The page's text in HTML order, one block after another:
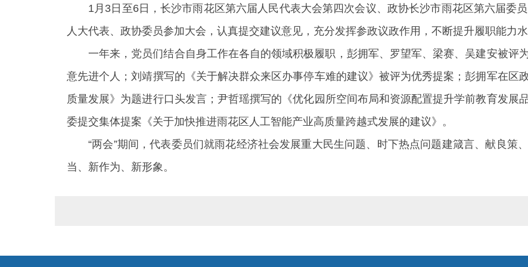
1月3日至6日，长沙市雨花区第六届人民代表大会第四次会议、政协长沙市雨花区第六届委
人大代表、政协委员参加大会，认真提交建议意见，充分发挥参政议政作用，不断提升履职能力水
一年来，党员们结合自身工作在各自的领域积极履职，彭拥军、罗望军、梁赛、吴建安被评
意先进个人；刘靖撰写的《关于解决群众来区办事停车难的建议》被评为优秀提案；彭拥军在区
质量发展》为题进行口头发言；尹哲瑶撰写的《优化园所空间布局和资源配置提升学前教育发展
委提交集体提案《关于加快推进雨花区人工智能产业高质量跨越式发展的建议》。
“两会”期间，代表委员们就雨花经济社会发展重大民生问题、时下热点问题建箴言、献良策
当、新作为、新形象。